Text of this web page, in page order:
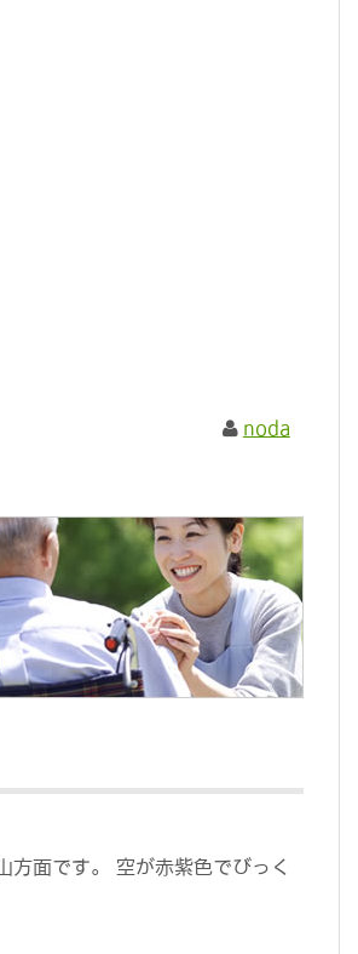
noda
方面です。 空が赤紫色でびっく